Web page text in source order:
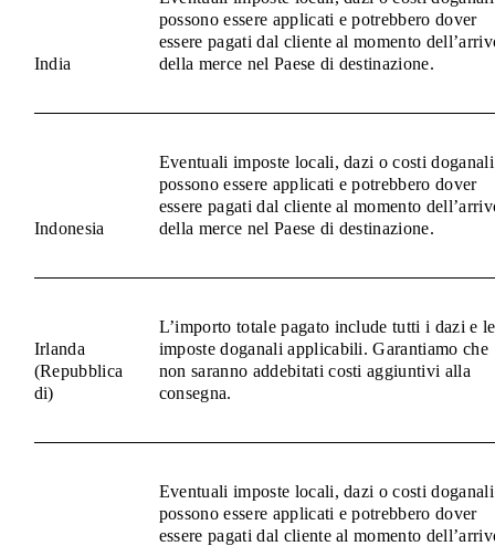
India
possono essere applicati e potrebbero dover
essere pagati dal cliente al momento
della merce nel Paese di destinazione.
Indonesia
Eventuali imposte locali, dazi o costi doganali
possono essere applicati e potrebbero dover
essere pagati dal cliente al momento
della merce nel Paese di destinazione.
Irlanda
(Repubblica
di)
L’importo totale pagato include tutti i dazi e le
imposte doganali applicabili. Garantiamo che
non saranno addebitati costi aggiuntivi alla
consegna.
Eventuali imposte locali, dazi o costi doganali
possono essere applicati e potrebbero dover
essere pagati dal cliente al momento